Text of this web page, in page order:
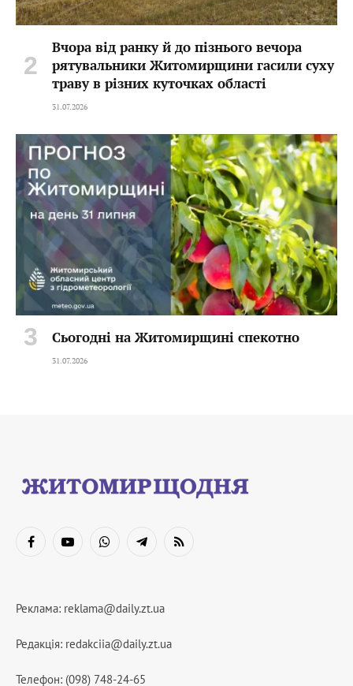
Вчора від ранку й до пізнього вечора
рятувальники Житомирщини гасили суху
траву в різних куточках області
31.07.2026
Сьогодні на Житомирщині спекотно
31.07.2026
FacebookYouTubeWhatsAppTelegramRSS
Реклама: reklama@daily.zt.ua
Редакція: redakciia@daily.zt.ua
Телефон: (098) 748-24-65